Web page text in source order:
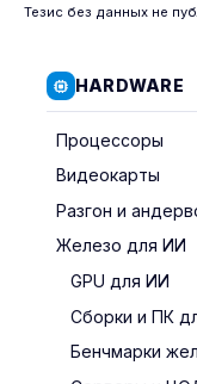
Тезис без данных не
HARDWARE
Процессоры
Видеокарты
Разгон и
Железо для ИИ
GPU для ИИ
Сборки и ПК
Бенчмарки